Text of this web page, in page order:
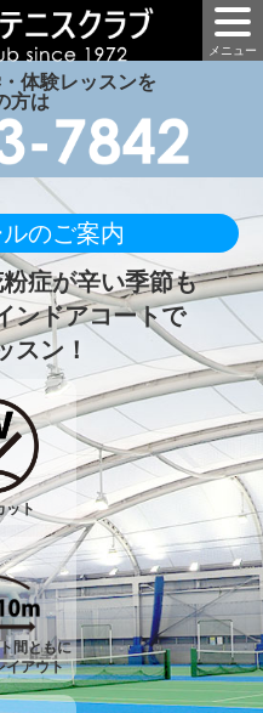
体験レッスンを
方は
のご案内
症が辛い季節も
ンドアコートで
スン！
ット
間ともに
イアウト